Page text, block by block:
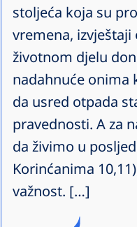
stoljeća koja su
vremena,
životnom djelu
nadahnuće onima
da usred otpada
pravednosti. A za
da živimo u
Korinćanima
važnost. […]